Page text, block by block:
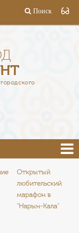
Поиск
Открытый
любительский
марафон в
"Нарын-Кала"